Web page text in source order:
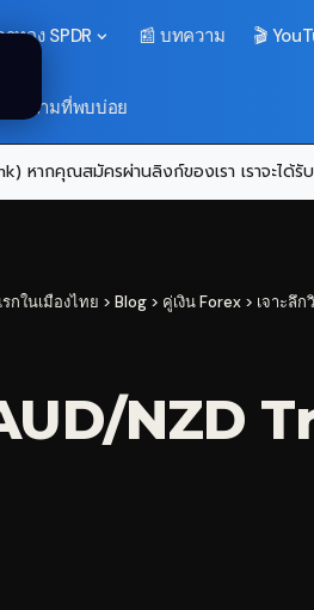
ทอง SPDR 📰 บทความ 🎬
❓ คำถามที่พบบ่อย
ากคุณสมัครผ่านลิงก์ของเรา เราจะได้รั
กในเมืองไทย > Blog > คู่เงิน Forex > เจาะลึ
NZD